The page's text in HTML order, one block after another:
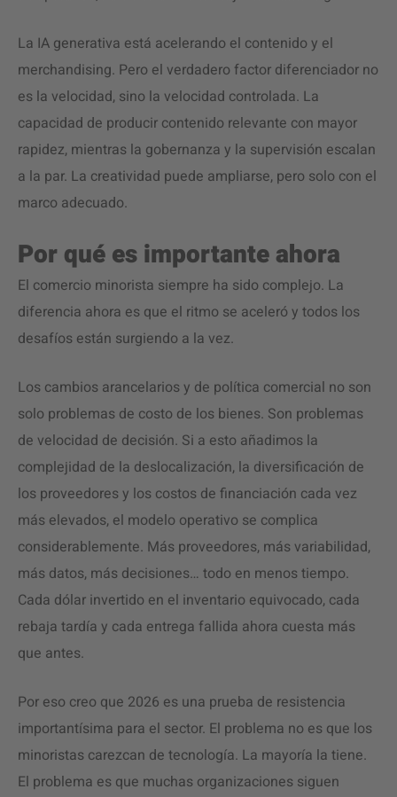
La IA generativa está acelerando el contenido y el
merchandising. Pero el verdadero factor diferenciador no
es la velocidad, sino la velocidad controlada. La
capacidad de producir contenido relevante con mayor
rapidez, mientras la gobernanza y la supervisión escalan
a la par. La creatividad puede ampliarse, pero solo con el
marco adecuado.
Por qué es importante ahora
El comercio minorista siempre ha sido complejo. La
diferencia ahora es que el ritmo se aceleró y todos los
desafíos están surgiendo a la vez.
Los cambios arancelarios y de política comercial no son
solo problemas de costo de los bienes. Son problemas
de velocidad de decisión. Si a esto añadimos la
complejidad de la deslocalización, la diversificación de
los proveedores y los costos de financiación cada vez
más elevados, el modelo operativo se complica
considerablemente. Más proveedores, más variabilidad,
más datos, más decisiones… todo en menos tiempo.
Cada dólar invertido en el inventario equivocado, cada
rebaja tardía y cada entrega fallida ahora cuesta más
que antes.
Por eso creo que 2026 es una prueba de resistencia
importantísima para el sector. El problema no es que los
minoristas carezcan de tecnología. La mayoría la tiene.
El problema es que muchas organizaciones siguen